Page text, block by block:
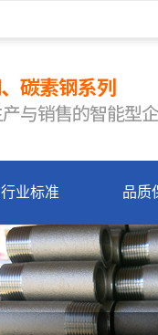
行业标准 品质